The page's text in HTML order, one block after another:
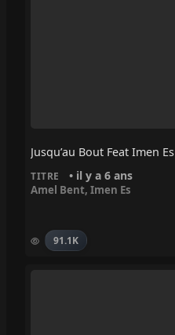
Jusqu’au Bout Feat Imen Es
TITRE • il y a 6 ans
Amel Bent, Imen Es
91.1K